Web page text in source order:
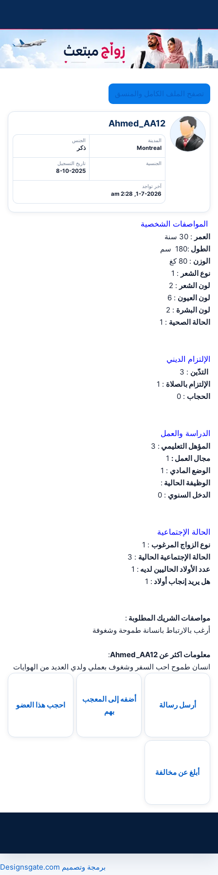
تصفح الملف الكامل والمنسق
Ahmed_AA12
المدينة
Montreal
الجنس
ذكر
الجنسية تاريخ التسجيل
8-10-2025
آخر تواجد
1-7-2026, 2:28 am
المواصفات الشخصية
العمر : 30 سنة
الطول :180 سم
الوزن : 80 كغ
نوع الشعر : 1
لون الشعر : 2
لون العيون : 6
لون البشرة : 2
الحالة الصحية : 1
الإلتزام الديني
التدّين : 3
الإلتزام بالصلاة : 1
الحجاب : 0
الدراسة والعمل
المؤهل التعليمي : 3
مجال العمل :
الوضع المادي : 1
الوظيفة الحالية :
الدخل السنوي : 0
الحالة الإجتماعية
نوع الزواج المرغوب : 1
الحالة الإجتماعية الحالية : 3
عدد الأولاد الحاليين لديه : 1
هل يريد إنجاب أولاد : 1
مواصفات الشريك المطلوبة :
أرغب بالارتباط بانسانة طموحة وشغوفة
معلومات اكثر عن Ahmed_AA12
:
انسان طموح احب السفر وشغوف بعملي ولدي العديد من الهوايات
أرسل رسالة
أضفه إلى المعجب
بهم
احجب هذا العضو
أبلغ عن مخالفة
برمجة وتصميم Designsgate.com